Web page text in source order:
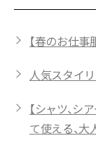
【春のお仕
人気スタイ
【シャツ、シ
て使える、